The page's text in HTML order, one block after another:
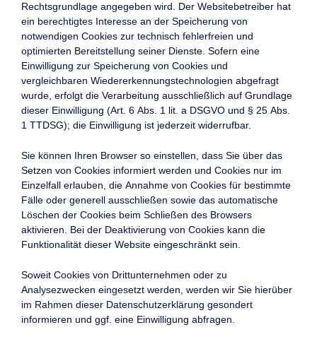
Rechtsgrundlage angegeben wird. Der Websitebetreiber hat
ein berechtigtes Interesse an der Speicherung von
notwendigen Cookies zur technisch fehlerfreien und
optimierten Bereitstellung seiner Dienste. Sofern eine
Einwilligung zur Speicherung von Cookies und
vergleichbaren Wiedererkennungstechnologien abgefragt
wurde, erfolgt die Verarbeitung ausschließlich auf Grundlage
dieser Einwilligung (Art. 6 Abs. 1 lit. a DSGVO und § 25 Abs.
1 TTDSG); die Einwilligung ist jederzeit widerrufbar.
Sie können Ihren Browser so einstellen, dass Sie über das
Setzen von Cookies informiert werden und Cookies nur im
Einzelfall erlauben, die Annahme von Cookies für bestimmte
Fälle oder generell ausschließen sowie das automatische
Löschen der Cookies beim Schließen des Browsers
aktivieren. Bei der Deaktivierung von Cookies kann die
Funktionalität dieser Website eingeschränkt sein.
Soweit Cookies von Drittunternehmen oder zu
Analysezwecken eingesetzt werden, werden wir Sie hierüber
im Rahmen dieser Datenschutzerklärung gesondert
informieren und ggf. eine Einwilligung abfragen.